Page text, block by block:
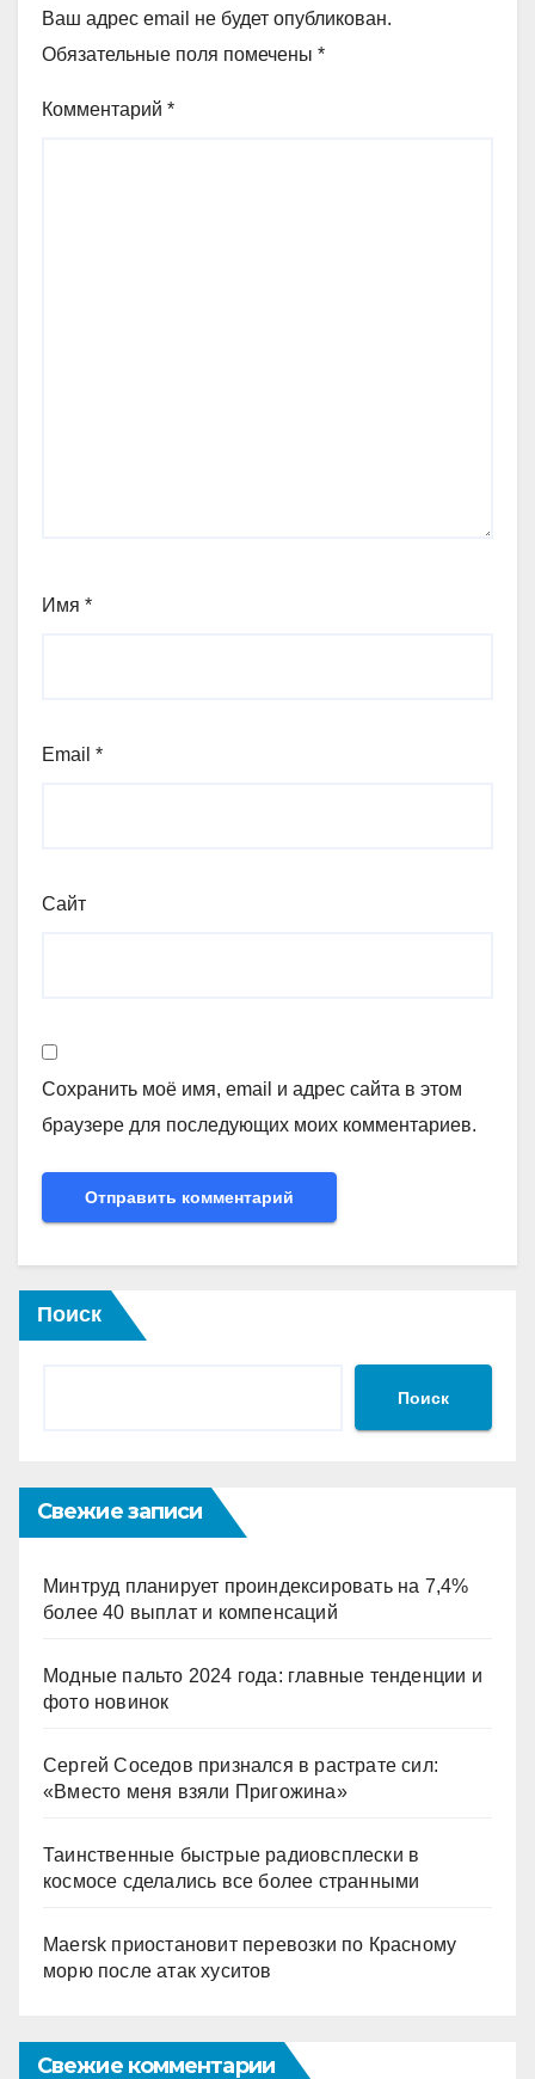
Ваш адрес email не будет опубликован.
Обязательные поля помечены *
Комментарий *
Имя *
Email *
Сайт
Сохранить моё имя, email и адрес сайта в этом
браузере для последующих моих комментариев.
Поиск
Поиск
Свежие записи
Минтруд планирует проиндексировать на 7,4%
более 40 выплат и компенсаций
Модные пальто 2024 года: главные тенденции и
фото новинок
Сергей Соседов признался в растрате сил:
«Вместо меня взяли Пригожина»
Таинственные быстрые радиовсплески в
космосе сделались все более странными
Maersk приостановит перевозки по Красному
морю после атак хуситов
Свежие комментарии